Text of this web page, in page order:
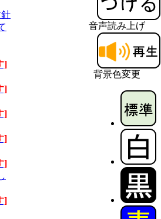
音声読み上げ
背景色変更
]
]
]
]
]
]